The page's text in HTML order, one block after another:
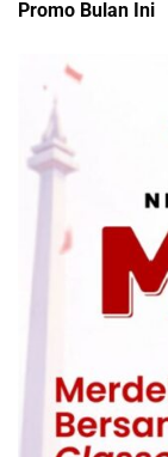
Promo Bulan Ini